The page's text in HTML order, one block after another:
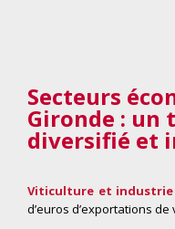
Secteurs
Gironde : un
diversifié et
Viticulture et
d’euros d’exportations de